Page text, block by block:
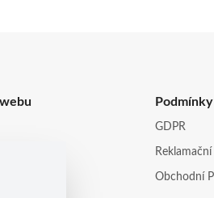
Podmínky
GDPR
Reklamační
Obchodní